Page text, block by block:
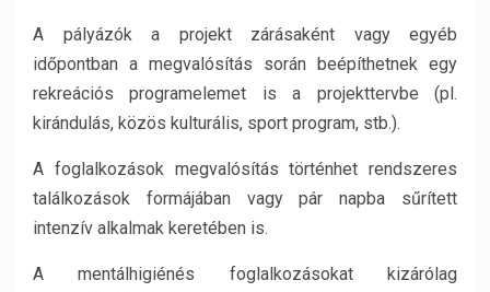
A pályázók a projekt zárásaként vagy egyéb
időpontban a megvalósítás során beépíthetnek egy
rekreációs programelemet is a projekttervbe (pl.
kirándulás, közös kulturális, sport program, stb.).
A foglalkozások megvalósítás történhet rendszeres
találkozások formájában vagy pár napba sűrített
intenzív alkalmak keretében is.
A mentálhigiénés foglalkozásokat kizárólag